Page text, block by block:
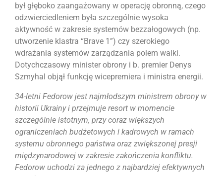
był głęboko zaangażowany w operację obronną, czego
odzwierciedleniem była szczególnie wysoka
aktywność w zakresie systemów bezzałogowych (np.
utworzenie klastra “Brave 1”) czy szerokiego
wdrażania systemów zarządzania polem walki.
Dotychczasowy minister obrony i b. premier Denys
Szmyhal objął funkcję wicepremiera i ministra energii.
34-letni Fedorow jest najmłodszym ministrem obrony w
historii Ukrainy i przejmuje resort w momencie
szczególnie istotnym, przy coraz większych
ograniczeniach budżetowych i kadrowych w ramach
systemu obronnego państwa oraz zwiększonej presji
międzynarodowej w zakresie zakończenia konfliktu.
Fedorow uchodzi za jednego z najbardziej efektywnych